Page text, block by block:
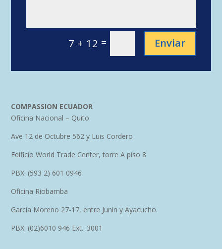
7 + 12 = Enviar
COMPASSION ECUADOR
Oficina Nacional – Quito
Ave 12 de Octubre 562 y Luis Cordero
Edificio World Trade Center, torre A piso 8
PBX: (593 2) 601 0946
Oficina Riobamba
García Moreno 27-17, entre Junín y Ayacucho.
PBX: (02)6010 946 Ext.: 3001